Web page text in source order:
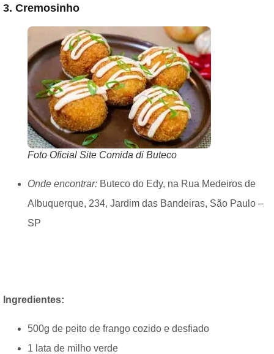
3. Cremosinho
Foto Oficial Site Comida di Buteco
Onde encontrar: Buteco do Edy, na Rua Medeiros de
Albuquerque, 234, Jardim das Bandeiras, São Paulo –
SP
Ingredientes:
500g de peito de frango cozido e desfiado
1 lata de milho verde